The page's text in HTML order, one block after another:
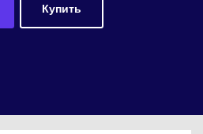
необходимая для использования
поддерживаемых форматов,
новости и обновления UniConverter.
Купить